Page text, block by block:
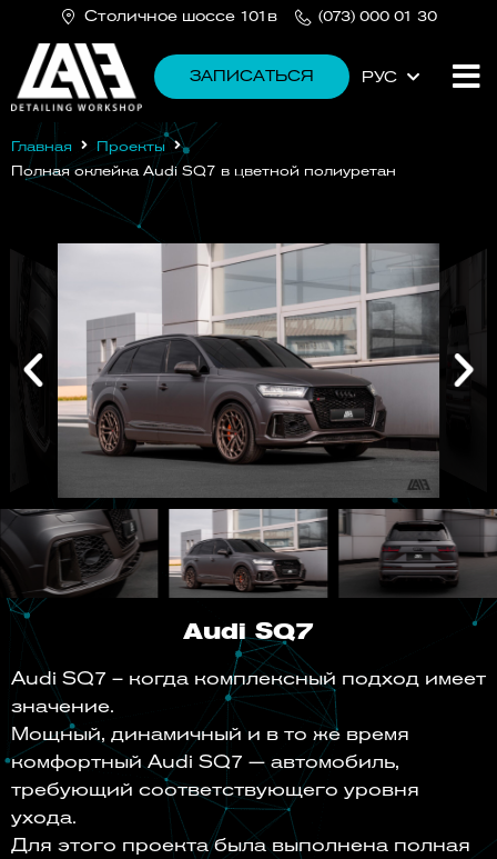
Cтоличное шоссе 101в (073) 000 01 30
ЗАПИСАТЬСЯ РУС
УКР
Главная
Проекты
Полная оклейка Audi SQ7 в цветной полиуретан
Audi SQ7
Audi SQ7 – когда комплексный подход имеет
значение.
Мощный, динамичный и в то же время
комфортный Audi SQ7 — автомобиль,
требующий соответствующего уровня
ухода.
Для этого проекта была выполнена полная